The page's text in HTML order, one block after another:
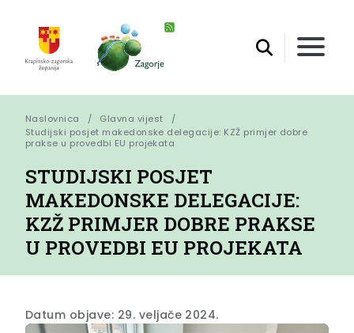
Naslovnica
Glavna vijest
Studijski posjet makedonske delegacije: KZŽ primjer dobre
prakse u provedbi EU projekata
STUDIJSKI POSJET
MAKEDONSKE DELEGACIJE:
KZŽ PRIMJER DOBRE PRAKSE
U PROVEDBI EU PROJEKATA
Datum objave: 29. veljače 2024.